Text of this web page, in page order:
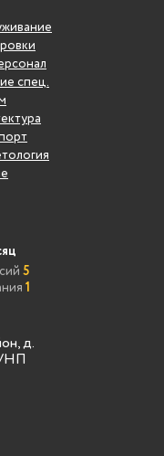
спец.
5
1
д.